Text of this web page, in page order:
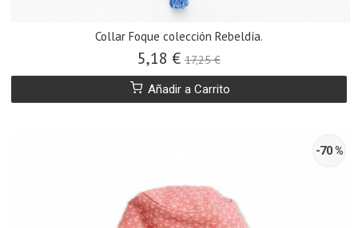
Collar Foque colección Rebeldía.
5,18 € 17,25 €
Añadir a Carrito
-70 %